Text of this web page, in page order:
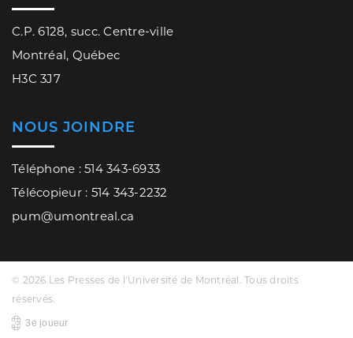
C.P. 6128, succ. Centre-ville
Montréal, Québec
H3C 3J7
NOUS JOINDRE
Téléphone : 514 343-6933
Télécopieur : 514 343-2232
pum@umontreal.ca
© 2026 Les Presses de l’Université de Montréal. Tous droits
réservés.
3e joueur